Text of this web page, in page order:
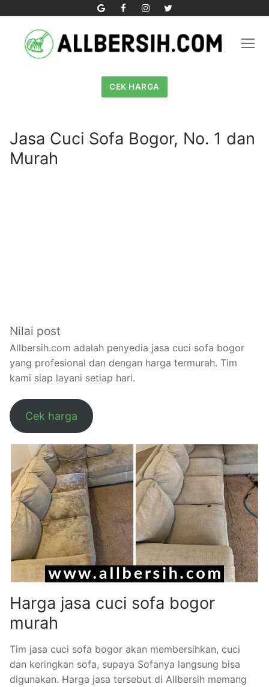
content
CEK HARGA
Jasa Cuci Sofa Bogor, No. 1 dan
Murah
Nilai post
Allbersih.com adalah penyedia jasa cuci sofa bogor
yang profesional dan dengan harga termurah. Tim
kami siap layani setiap hari.
Cek harga
Harga jasa cuci sofa bogor
murah
Tim jasa cuci sofa bogor akan membersihkan, cuci
dan keringkan sofa, supaya Sofanya langsung bisa
digunakan. Harga jasa tersebut di Allbersih memang